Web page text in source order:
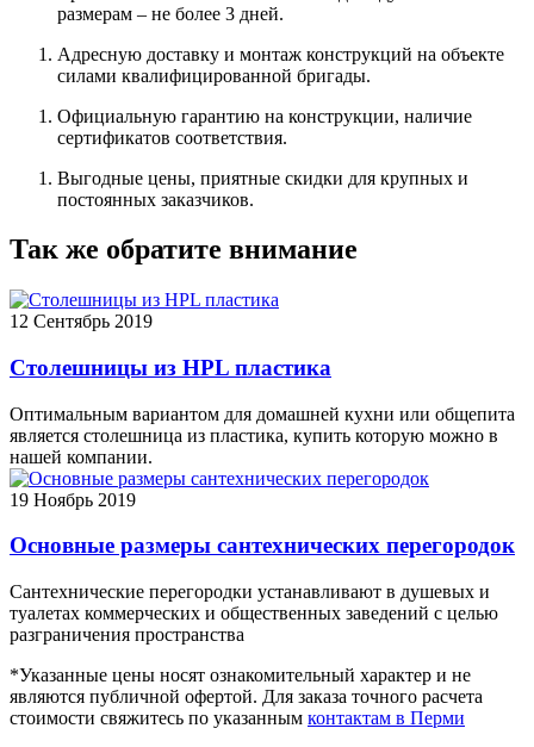
размерам – не более 3 дней.
Адресную доставку и монтаж конструкций на объекте
силами квалифицированной бригады.
Официальную гарантию на конструкции, наличие
сертификатов соответствия.
Выгодные цены, приятные скидки для крупных и
постоянных заказчиков.
Так же обратите внимание
12 Сентябрь 2019
Столешницы из HPL пластика
Оптимальным вариантом для домашней кухни или общепита
является столешница из пластика, купить которую можно в
нашей компании.
19 Ноябрь 2019
Основные размеры сантехнических перегородок
Сантехнические перегородки устанавливают в душевых и
туалетах коммерческих и общественных заведений с целью
разграничения пространства
*Указанные цены носят ознакомительный характер и не
являются публичной офертой. Для заказа точного расчета
стоимости свяжитесь по указанным контактам в Перми